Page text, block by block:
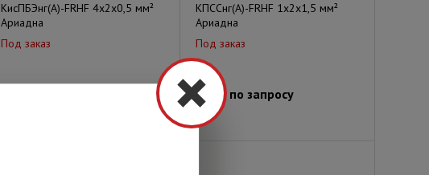
КисПБЭнг(А)-FRHF 4x2x0,5 мм²
Ариадна
Под заказ
КПССнг(А)-FRHF 1x2x1,5 мм²
Ариадна
Под заказ
Цена по запросу